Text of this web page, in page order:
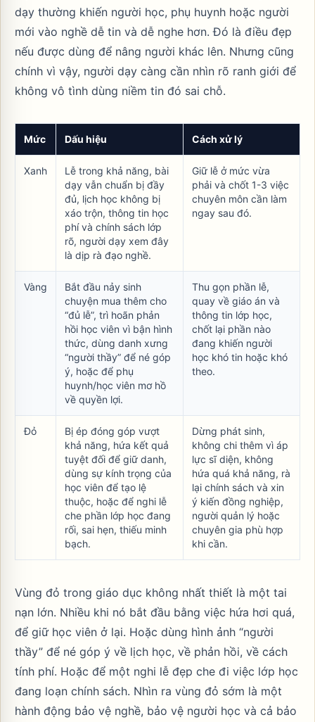
dạy thường khiến người học, phụ huynh hoặc người
mới vào nghề dễ tin và dễ nghe hơn. Đó là điều đẹp
nếu được dùng để nâng người khác lên. Nhưng cũng
chính vì vậy, người dạy càng cần nhìn rõ ranh giới để
không vô tình dùng niềm tin đó sai chỗ.
Mức Dấu hiệu Cách xử lý
Xanh
Lễ trong khả năng, bài
dạy vẫn chuẩn bị đầy
đủ, lịch học không bị
xáo trộn, thông tin học
phí và chính sách lớp
rõ, người dạy xem đây
là dịp rà đạo nghề.
Giữ lễ ở mức vừa
phải và chốt 1-3 việc
chuyên môn cần làm
ngay sau đó.
Vàng
Bắt đầu nảy sinh
chuyện mua thêm cho
“đủ lễ”, trì hoãn phản
hồi học viên vì bận hình
thức, dùng danh xưng
“người thầy” để né góp
ý, hoặc để phụ
huynh/học viên mơ hồ
về quyền lợi.
Thu gọn phần lễ,
quay về giáo án và
thông tin lớp học,
chốt lại phần nào
đang khiến người
học khó tin hoặc khó
theo.
Đỏ
Bị ép đóng góp vượt
khả năng, hứa kết quả
tuyệt đối để giữ danh,
dùng sự kính trọng của
học viên để tạo lệ
thuộc, hoặc để nghi lễ
che phần lớp học đang
rối, sai hẹn, thiếu minh
bạch.
Dừng phát sinh,
không chi thêm vì áp
lực sĩ diện, không
hứa quá khả năng, rà
lại chính sách và xin
ý kiến đồng nghiệp,
người quản lý hoặc
chuyên gia phù hợp
khi cần.
Vùng đỏ trong giáo dục không nhất thiết là một tai
nạn lớn. Nhiều khi nó bắt đầu bằng việc hứa hơi quá,
để giữ học viên ở lại. Hoặc dùng hình ảnh “người
thầy” để né góp ý về lịch học, về phản hồi, về cách
tính phí. Hoặc để một nghi lễ đẹp che đi việc lớp học
đang loạn chính sách. Nhìn ra vùng đỏ sớm là một
hành động bảo vệ nghề, bảo vệ người học và cả bảo